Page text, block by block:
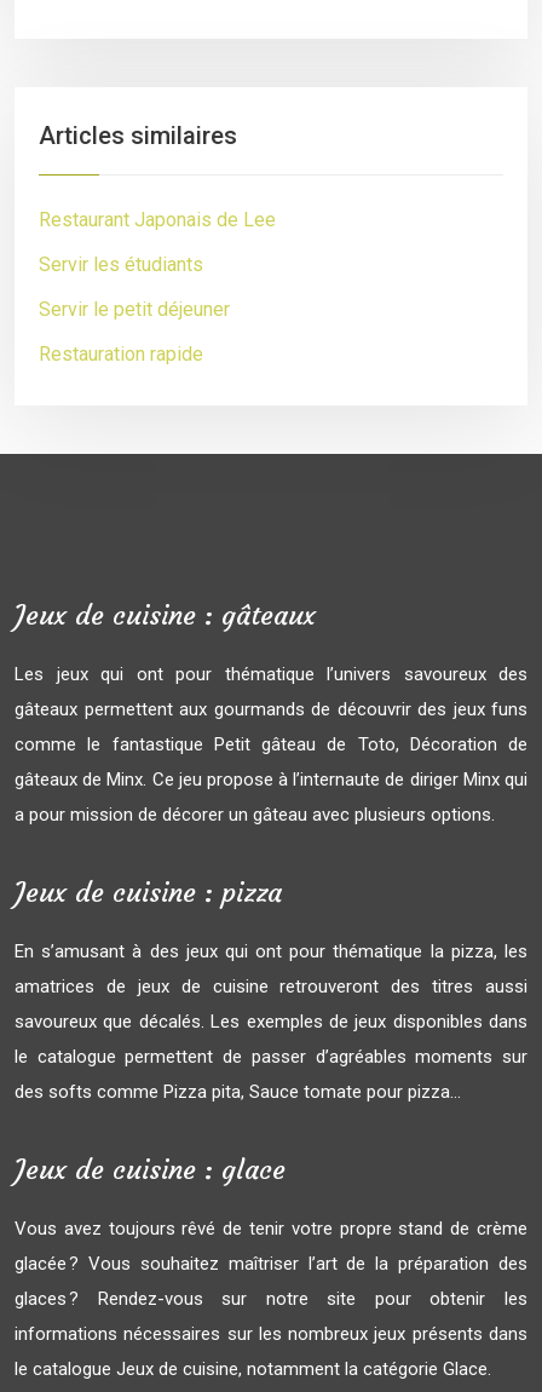
Articles similaires
Restaurant Japonais de Lee
Servir les étudiants
Servir le petit déjeuner
Restauration rapide
Jeux de cuisine : gâteaux
Les jeux qui ont pour thématique l’univers savoureux des
gâteaux permettent aux gourmands de découvrir des jeux funs
comme le fantastique Petit gâteau de Toto, Décoration de
gâteaux de Minx. Ce jeu propose à l’internaute de diriger Minx qui
a pour mission de décorer un gâteau avec plusieurs options.
Jeux de cuisine : pizza
En s’amusant à des jeux qui ont pour thématique la pizza, les
amatrices de jeux de cuisine retrouveront des titres aussi
savoureux que décalés. Les exemples de jeux disponibles dans
le catalogue permettent de passer d’agréables moments sur
des softs comme Pizza pita, Sauce tomate pour pizza…
Jeux de cuisine : glace
Vous avez toujours rêvé de tenir votre propre stand de crème
glacée ? Vous souhaitez maîtriser l’art de la préparation des
glaces ? Rendez-vous sur notre site pour obtenir les
informations nécessaires sur les nombreux jeux présents dans
le catalogue Jeux de cuisine, notamment la catégorie Glace.